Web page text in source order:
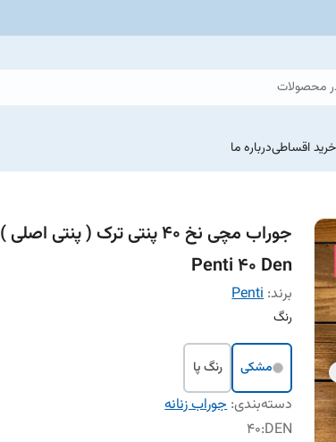
محصولات
خرید اقساطیدرباره ما
جوراب مچی نخ ۴۰ پنتی ترک ( پنتی اصلی )
Penti 40 Den
برند:Penti
رنگ
مشکی رنگ پا
دسته‌بندی:جوراب زنانه
DEN
:
40